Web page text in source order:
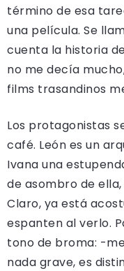
término de esa
una película. Se
cuenta la historia
no me decía
films trasandinos
Los protagonistas
café. León es un
Ivana una
de asombro de
Claro, ya está
espanten al verlo.
tono de broma: -
nada grave, es